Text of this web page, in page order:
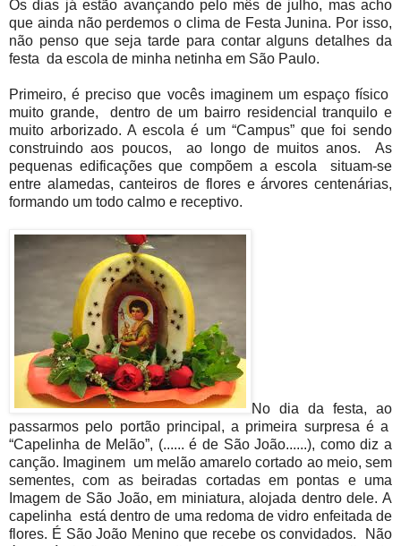
Os dias já estão avançando pelo mês de julho, mas acho
que ainda não perdemos o clima de Festa Junina. Por isso,
não penso que seja tarde para contar alguns detalhes da
festa da escola de minha netinha em São Paulo.
Primeiro, é preciso que vocês imaginem um espaço físico
muito grande, dentro de um bairro residencial tranquilo e
muito arborizado. A escola é um “Campus” que foi sendo
construindo aos poucos, ao longo de muitos anos. As
pequenas edificações que compõem a escola situam-se
entre alamedas, canteiros de flores e árvores centenárias,
formando um todo calmo e receptivo.
No dia da festa, ao
passarmos pelo portão principal, a primeira surpresa é a
“Capelinha de Melão”, (...... é de São João......), como diz a
canção. Imaginem um melão amarelo cortado ao meio, sem
sementes, com as beiradas cortadas em pontas e uma
Imagem de São João, em miniatura, alojada dentro dele. A
capelinha está dentro de uma redoma de vidro enfeitada de
flores. É São João Menino que recebe os convidados. Não